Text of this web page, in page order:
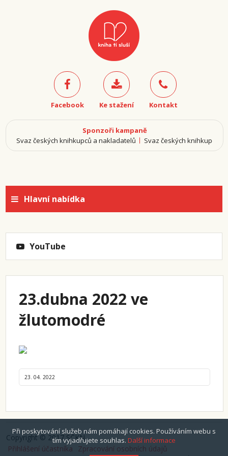
Facebook Ke stažení Kontakt
Sponzoři kampaně
Svaz českých knihkupců a nakladatelů Svaz českých knihkupců
Hlavní nabídka
YouTube
23.dubna 2022 ve
žlutomodré
23. 04. 2022
Copyright © 2017 SČKN
Přihlášení účastníka
Zpracování osobních údajů
Při poskytování služeb nám pomáhají cookies. Používáním webu s
tím vyjadřujete souhlas. Další informace